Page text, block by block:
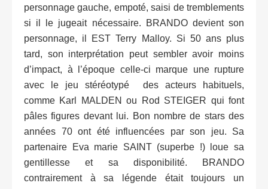
personnage gauche, empoté, saisi de tremblements
si il le jugeait nécessaire. BRANDO devient son
personnage, il EST Terry Malloy. Si 50 ans plus
tard, son interprétation peut sembler avoir moins
d’impact, à l’époque celle-ci marque une rupture
avec le jeu stéréotypé des acteurs habituels,
comme Karl MALDEN ou Rod STEIGER qui font
pâles figures devant lui. Bon nombre de stars des
années 70 ont été influencées par son jeu. Sa
partenaire Eva marie SAINT (superbe !) loue sa
gentillesse et sa disponibilité. BRANDO
contrairement à sa légende était toujours un